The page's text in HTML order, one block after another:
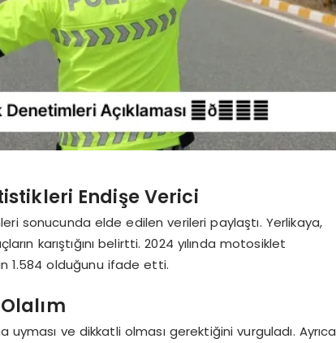
Endişe Verici
sonucunda elde edilen verileri paylaştı. Yerlikaya,
karıştığını belirtti. 2024 yılında motosiklet
1.584 olduğunu ifade etti.
ve dikkatli olması gerektiğini vurguladı. Ayrıca